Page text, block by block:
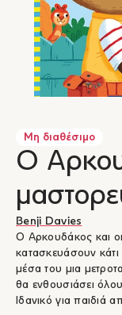
Μη διαθέσιμο
Ο
Benji Davies
Ο Αρκουδάκος και οι
κατασκευάσουν
μέσα του μια
θα ενθουσιάσει
Ιδανικό για παιδιά